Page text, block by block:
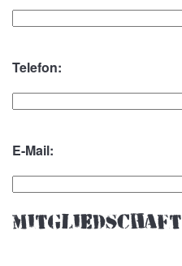
Telefon:
E-Mail:
Mitgliedschaft